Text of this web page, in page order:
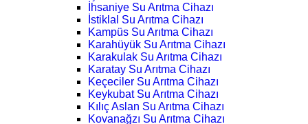
İhsaniye Su Arıtma Cihazı
İstiklal Su Arıtma Cihazı
Kampüs Su Arıtma Cihazı
Karahüyük Su Arıtma Cihazı
Karakulak Su Arıtma Cihazı
Karatay Su Arıtma Cihazı
Keçeciler Su Arıtma Cihazı
Keykubat Su Arıtma Cihazı
Kılıç Aslan Su Arıtma Cihazı
Kovanağzı Su Arıtma Cihazı